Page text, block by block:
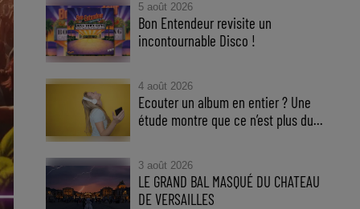
5 août 2026
Bon Entendeur revisite un
incontournable Disco !
4 août 2026
Ecouter un album en entier ? Une
étude montre que ce n’est plus du...
3 août 2026
LE GRAND BAL MASQUÉ DU CHATEAU
DE VERSAILLES